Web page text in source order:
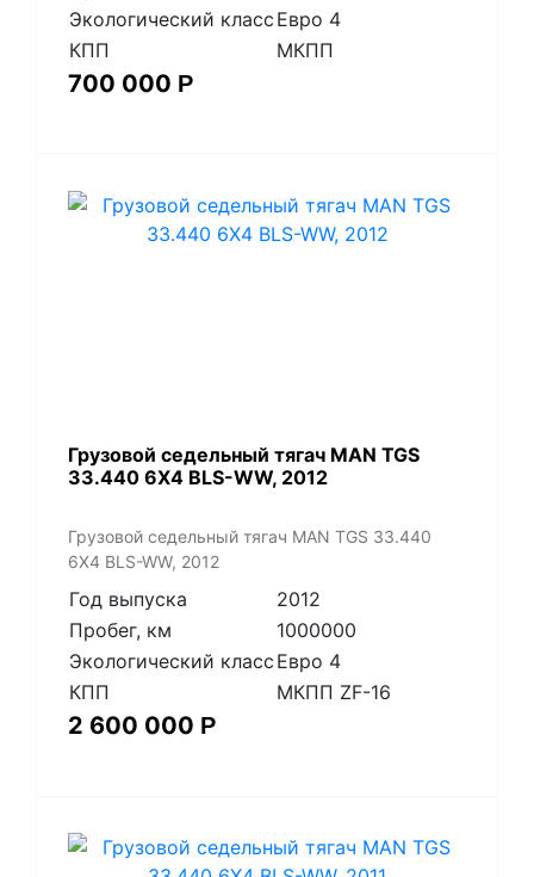
Экологический класс Евро 4
КПП
МКПП
700 000 Р
​Грузовой седельный тягач MAN TGS
33.440 6X4 BLS-WW, 2012
​Грузовой седельный тягач MAN TGS 33.440
6X4 BLS-WW, 2012
Год выпуска
2012
Пробег, км
1000000
Экологический класс Евро 4
КПП
МКПП ZF-16
2 600 000 Р